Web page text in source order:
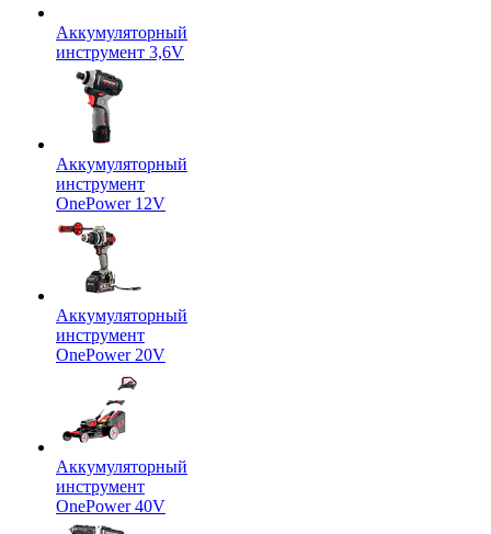
Аккумуляторный
инструмент 3,6V
Аккумуляторный
инструмент
OnePower 12V
Аккумуляторный
инструмент
OnePower 20V
Аккумуляторный
инструмент
OnePower 40V